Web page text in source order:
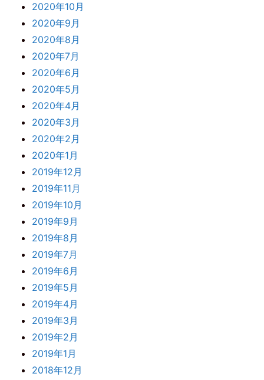
2020年10月
2020年9月
2020年8月
2020年7月
2020年6月
2020年5月
2020年4月
2020年3月
2020年2月
2020年1月
2019年12月
2019年11月
2019年10月
2019年9月
2019年8月
2019年7月
2019年6月
2019年5月
2019年4月
2019年3月
2019年2月
2019年1月
2018年12月